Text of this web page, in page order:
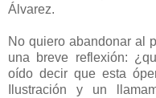
Álvarez.
No quiero abandonar al
una breve reflexión:
oído decir que esta
Ilustración y un